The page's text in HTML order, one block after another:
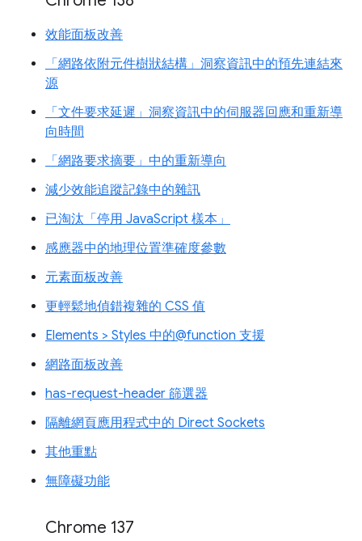
效能面板改善
「網路依附元件樹狀結構」洞察資訊中的預先連結來
源
「文件要求延遲」洞察資訊中的伺服器回應和重新導
向時間
「網路要求摘要」中的重新導向
減少效能追蹤記錄中的雜訊
已淘汰「停用 JavaScript 樣本」
感應器中的地理位置準確度參數
元素面板改善
更輕鬆地偵錯複雜的 CSS 值
Elements > Styles 中的@function 支援
網路面板改善
has-request-header 篩選器
隔離網頁應用程式中的 Direct Sockets
其他重點
無障礙功能
Chrome 137